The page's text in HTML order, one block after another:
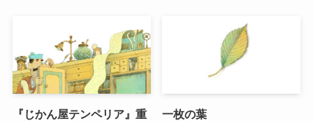
『じかん屋テンペリア』重
一枚の葉